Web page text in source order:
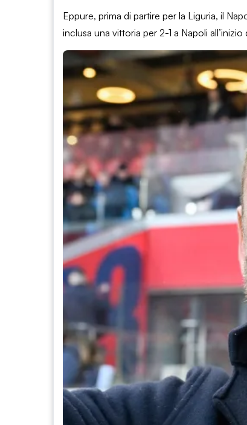
Eppure, prima di partire per la Liguria, il
inclusa una vittoria per 2-1 a Napoli